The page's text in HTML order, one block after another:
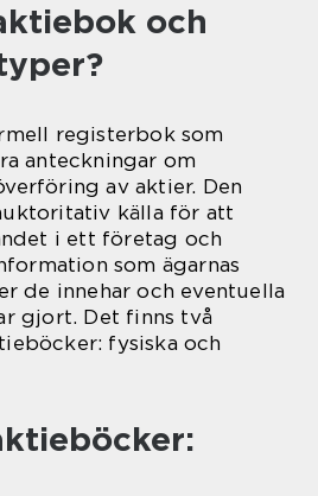
och
registerbok som
anteckningar om
av aktier. Den
källa för att
i ett företag och
som ägarnas
de innehar och eventuella
gjort. Det finns två
fysiska och